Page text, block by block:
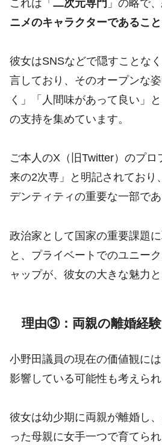
これは「 二次元専門 」の略で、
ニメのキャラクターであるこ
彼女はSNSなどで隠すことな
言しており、そのオープンな
く」「人間味があって良い」
の支持を集めています。
ご本人のX（旧Twitter）のプ
来の2次専」と明記されており
デンティティの重要な一部で
政治家として国家の重要課題
と、プライベートでのユニー
ャップが、彼女の大きな魅力と
理由③：両親の離婚経
小野田議員の現在の価値観に
影響している可能性も考えられ
彼女は幼少期に両親が離婚し
った母親に女手一つで育てられ